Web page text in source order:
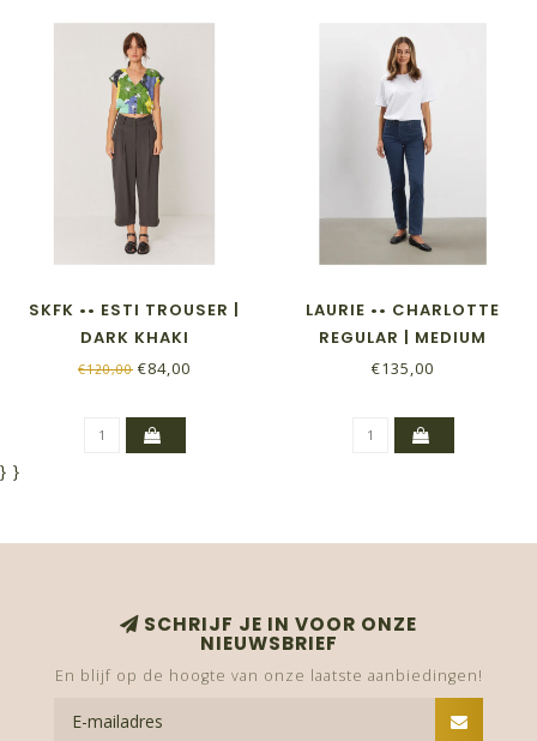
SKFK •• ESTI TROUSER |
DARK KHAKI
€120,00 €84,00
LAURIE •• CHARLOTTE
REGULAR | MEDIUM
LENGTH | DARK BLUE
€135,00
} }
SCHRIJF JE IN VOOR ONZE
NIEUWSBRIEF
En blijf op de hoogte van onze laatste aanbiedingen!